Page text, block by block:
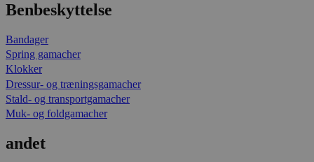
Benbeskyttelse
Bandager
Spring gamacher
Klokker
Dressur- og træningsgamacher
Stald- og transportgamacher
Muk- og foldgamacher
andet